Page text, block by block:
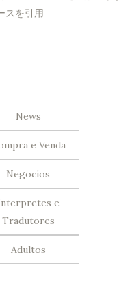
スを引用
News
e Venda
Negocios
e
Tradutores
Adultos